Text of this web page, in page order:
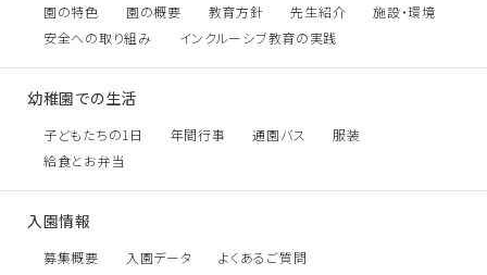
園の特色 園の概要 教育方針 先生紹介
施設・環境
安全への取り組み
インクルーシブ教育の実践
幼稚園での生活
子どもたちの1日 年間行事 通園バス
服装
給食とお弁当
入園情報
募集概要 入園データ よくあるご質問